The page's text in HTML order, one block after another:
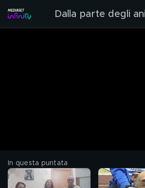
Dalla parte degli
In questa puntata